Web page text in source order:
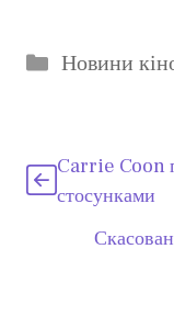
Категорії
Новини
Carrie Coon
стосунками